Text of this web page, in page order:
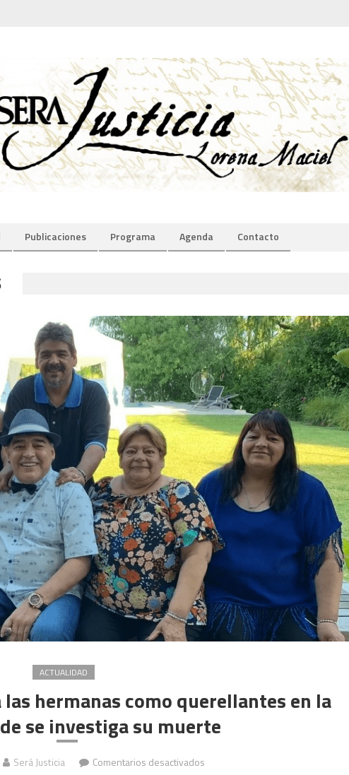
Publicaciones Programa Agenda Contacto
ACTUALIDAD
hermanas como querellantes en la
se investiga su muerte
Será Justicia Comentarios desactivadosen